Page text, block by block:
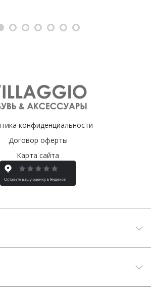
конфиденциальности
Договор оферты
Карта сайта